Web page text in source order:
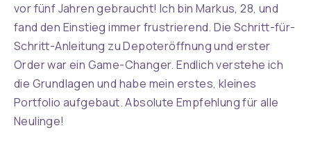
vor fünf Jahren gebraucht! Ich bin Markus, 28, und
fand den Einstieg immer frustrierend. Die Schritt-für-
Schritt-Anleitung zu Depoteröffnung und erster
Order war ein Game-Changer. Endlich verstehe ich
die Grundlagen und habe mein erstes, kleines
Portfolio aufgebaut. Absolute Empfehlung für alle
Neulinge!